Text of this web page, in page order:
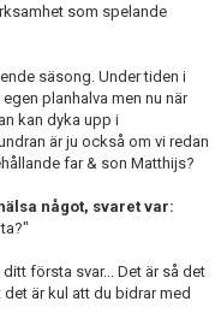
som spelande
säsong. Under tiden i
planhalva men nu när
kan dyka upp i
är ju också om vi redan
far & son Matthijs?
något, svaret var:
första svar... Det är så det
är kul att du bidrar med